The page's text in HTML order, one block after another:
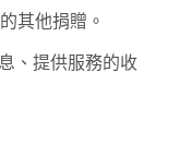
其他捐贈。
、提供服務的收